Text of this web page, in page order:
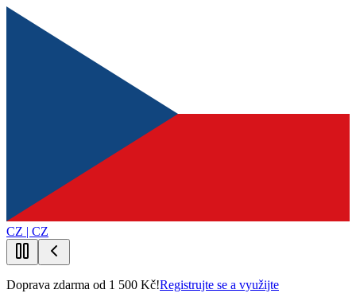
CZ | CZ
Doprava zdarma od 1 500 Kč!Registrujte se a využijte